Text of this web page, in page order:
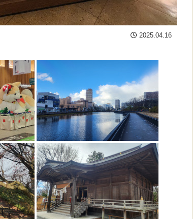
2025.04.16